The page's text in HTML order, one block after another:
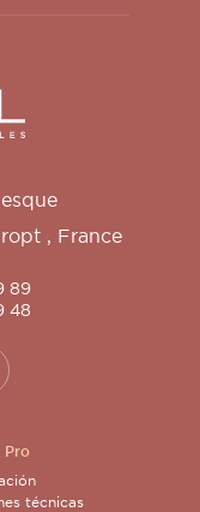
, France
89
48
Pro
técnicas